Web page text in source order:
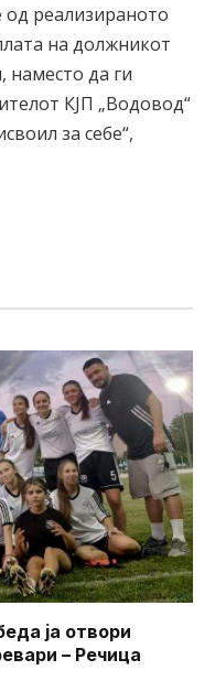
реализираното
на должникот
наместо да ги
КЈП „Водовод“
за себе“,
ја отвори
– Речица